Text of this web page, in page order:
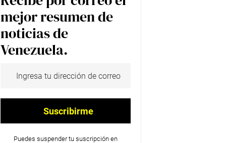
mejor resumen de
noticias de
Venezuela.
Puedes suspender tu suscripción en